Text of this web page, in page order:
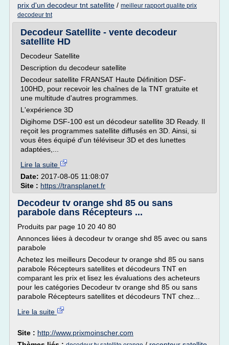
prix d'un decodeur tnt satellite / meilleur rapport qualite prix
decodeur tnt
Decodeur Satellite - vente decodeur
satellite HD
Decodeur Satellite
Description du decodeur satellite
Decodeur satellite FRANSAT Haute Définition DSF-
100HD, pour recevoir les chaînes de la TNT gratuite et
une multitude d'autres programmes.
L'expérience 3D
Digihome DSF-100 est un décodeur satellite 3D Ready. Il
reçoit les programmes satellite diffusés en 3D. Ainsi, si
vous êtes équipé d'un téléviseur 3D et des lunettes
adaptées,...
Lire la suite
Date: 2017-08-05 11:08:07
Site : https://transplanet.fr
Decodeur tv orange shd 85 ou sans
parabole dans Récepteurs ...
Produits par page 10 20 40 80
Annonces liées à decodeur tv orange shd 85 avec ou sans
parabole
Achetez les meilleurs Decodeur tv orange shd 85 ou sans
parabole Récepteurs satellites et décodeurs TNT en
comparant les prix et lisez les évaluations des acheteurs
pour les catégories Decodeur tv orange shd 85 ou sans
parabole Récepteurs satellites et décodeurs TNT chez...
Lire la suite
Site : http://www.prixmoinscher.com